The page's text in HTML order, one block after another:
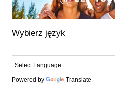
Wybierz język
Powered by Translate